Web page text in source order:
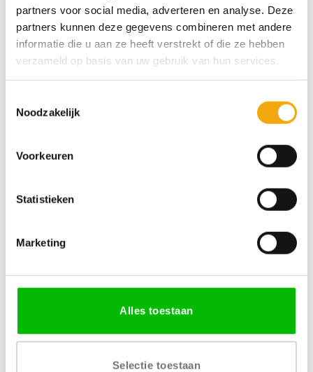
partners voor social media, adverteren en analyse. Deze
partners kunnen deze gegevens combineren met andere
informatie die u aan ze heeft verstrekt of die ze hebben
verzameld op basis van uw gebruik van hun services.
Noodzakelijk
Voorkeuren
Statistieken
Marketing
Alles toestaan
Selectie toestaan
Beschikbaar via nabestelling
Toevoegen aan winkelwagen
Categorie:Samples
VERKRIJGBARE DIKTE LEVERTIJD